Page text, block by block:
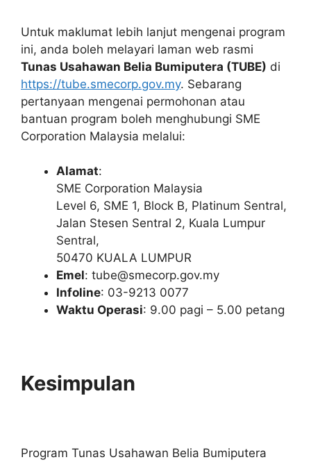
Untuk maklumat lebih lanjut mengenai program
ini, anda boleh melayari laman web rasmi
Tunas Usahawan Belia Bumiputera (TUBE) di
https://tube.smecorp.gov.my. Sebarang
pertanyaan mengenai permohonan atau
bantuan program boleh menghubungi SME
Corporation Malaysia melalui:
Alamat:
SME Corporation Malaysia
Level 6, SME 1, Block B, Platinum Sentral,
Jalan Stesen Sentral 2, Kuala Lumpur
Sentral,
50470 KUALA LUMPUR
Emel: tube@smecorp.gov.my
Infoline: 03-9213 0077
Waktu Operasi: 9.00 pagi – 5.00 petang
Kesimpulan
Program Tunas Usahawan Belia Bumiputera